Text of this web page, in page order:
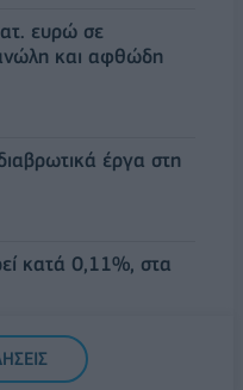
ευρώ σε
και αφθώδη
έργα στη
κατά 0,11%, στα